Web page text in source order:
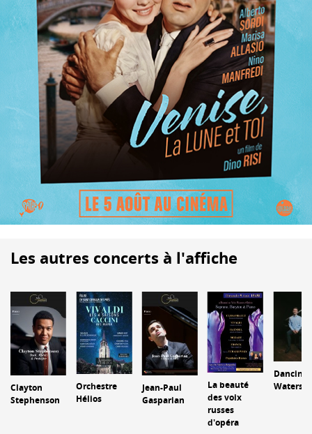
Les autres concerts à l'affiche
Clayton
Stephenson
Orchestre
Hélios
Jean-Paul
Gasparian
La beauté
des voix
russes
d'opéra
Dancing
Waters